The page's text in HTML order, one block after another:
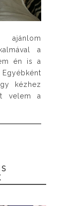
ajánlom
a
én is a
kézhez
velem a